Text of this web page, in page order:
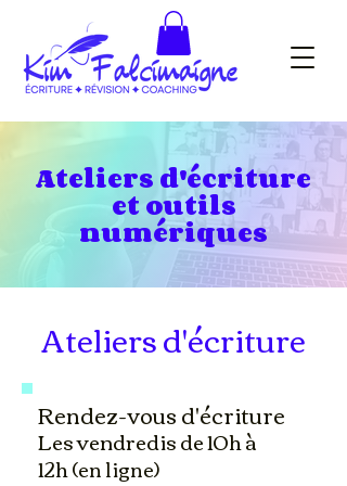
Ateliers d'écriture
et outils
numériques
Ateliers d'écriture
Rendez-vous d'écriture
Les vendredis de 10h à
12h(en ligne)